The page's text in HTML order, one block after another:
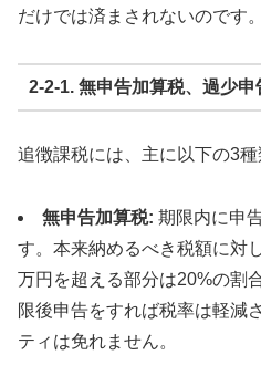
だけでは済まされないのです。
2-2-1. 無申告加算税、過少
追徴課税には、主に以下の3種
無申告加算税: 期限内に申
す。本来納めるべき税額に対
万円を超える部分は20%の割
限後申告をすれば税率は軽減
ティは免れません。